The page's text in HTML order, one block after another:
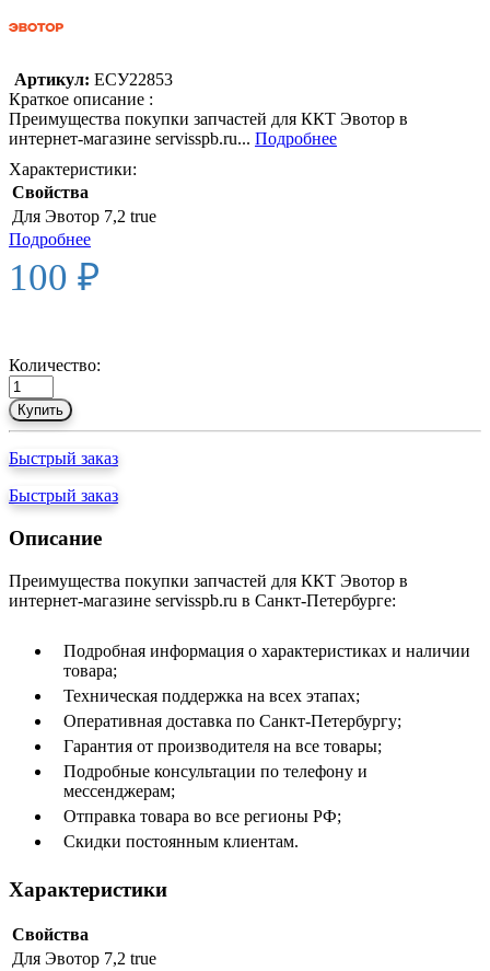
Артикул: ЕСУ22853
Краткое описание :
Преимущества покупки запчастей для ККТ Эвотор в
интернет-магазине servisspb.ru... Подробнее
Характеристики:
Свойства
Для Эвотор 7,2 true
Подробнее
100 ₽
Количество:
Купить
Быстрый заказ
Быстрый заказ
Описание
Преимущества покупки запчастей для ККТ Эвотор в
интернет-магазине servisspb.ru в Санкт-Петербурге:
Подробная информация о характеристиках и наличии
товара;
Техническая поддержка на всех этапах;
Оперативная доставка по Санкт-Петербургу;
Гарантия от производителя на все товары;
Подробные консультации по телефону и
мессенджерам;
Отправка товара во все регионы РФ;
Скидки постоянным клиентам.
Характеристики
Свойства
Для Эвотор 7,2 true